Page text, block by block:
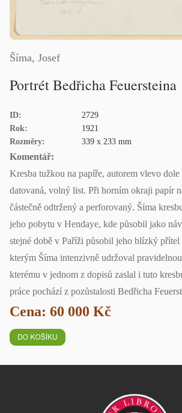
Šíma, Josef
Portrét Bedřicha Feuersteina
ID:
2729
Rok:
1921
Rozměry:
339 x 233 mm
Komentář:
Kresba tužkou na papíře, autorem vlevo dole
datovaná, volný list. Při horním okraji papír
částečně odtržený a perforovaný. Šíma
jeho pobytu v Hendaye, kde působil jako
stejné době v Paříži působil jeho blízký přítel
kterým Šíma intenzivně udržoval
kterému v jednom z dopisů zaslal i tuto
práce pochází z pozůstalosti Bedřicha
Cena: 60 000 Kč